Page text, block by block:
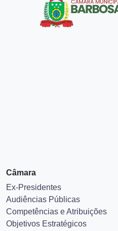
Câmara
Ex-Presidentes
Audiências Públicas
Competências e Atribuições
Objetivos Estratégicos